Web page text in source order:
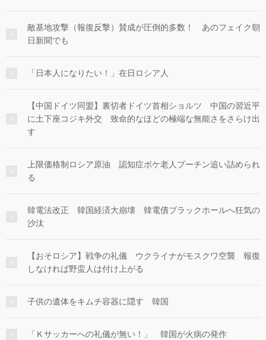
敵基地攻撃（報復反撃）賛成が圧倒的多数！ あのフェイク朝
日新聞でも
「日本人になりたい！」在日ロシア人
【中国ドイツ同盟】裏切者ドイツ首相ショルツ 中国の習近平
に土下座コジキ外交 致命的なほどの極端な無能さをさらけ出
す
上限価格制ロシア原油 認知症ボケ老人プーチン追い詰められ
る
韓電法改正 韓国経済大崩壊 韓電債ブラックホールへ狂気の
沙汰
【おそロシア】戦争の礼儀 ウクライナがモスクワ空襲 報復
しなければ野蛮人は付け上がる
子供の遺体をキムチ容器に隠す 韓国
「Ｋサッカーへの礼儀が無い！」 韓国が火病の発作